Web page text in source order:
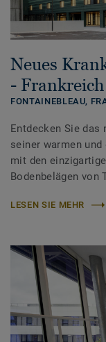
Neues
- Frankreich
FONTAINEBLEAU,
Entdecken Sie das
seiner warmen
mit den
Bodenbelägen von
LESEN SIE MEHR